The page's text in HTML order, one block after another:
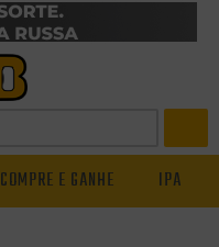
COMPRE E GANHE IPA